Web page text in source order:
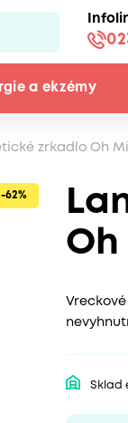
a ekzémy
zrkadlo Oh
-62%
Sklad